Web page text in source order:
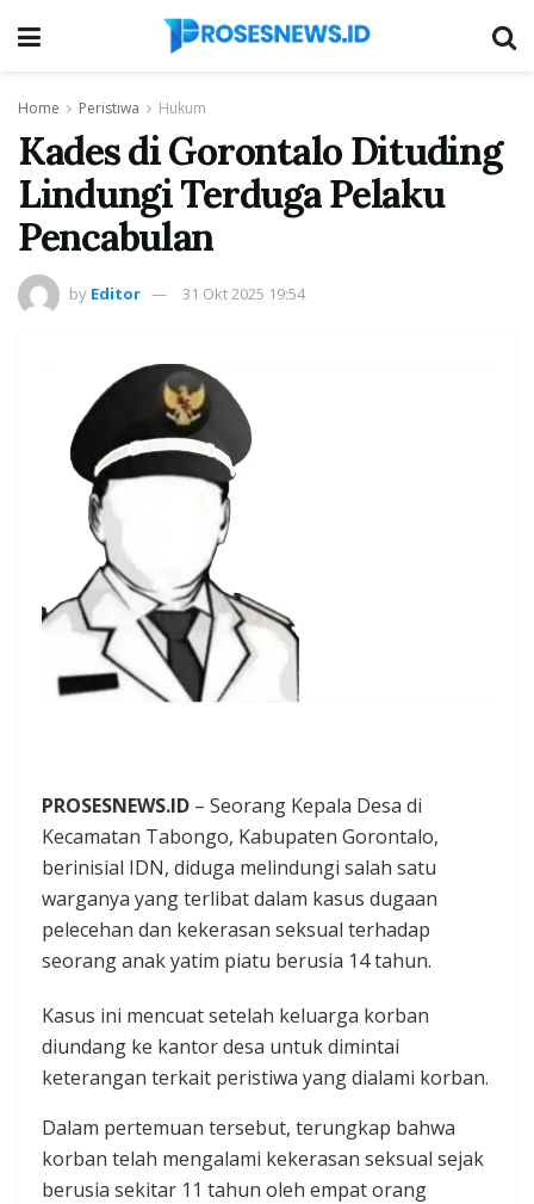
Home Peristiwa Hukum
Kades di Gorontalo Dituding
Lindungi Terduga Pelaku
Pencabulan
by Editor 31 Okt 2025 19:54
PROSESNEWS.ID – Seorang Kepala Desa di
Kecamatan Tabongo, Kabupaten Gorontalo,
berinisial IDN, diduga melindungi salah satu
warganya yang terlibat dalam kasus dugaan
pelecehan dan kekerasan seksual terhadap
seorang anak yatim piatu berusia 14 tahun.‎
Kasus ini mencuat setelah keluarga korban
diundang ke kantor desa untuk dimintai
keterangan terkait peristiwa yang dialami korban.
‎‎Dalam pertemuan tersebut, terungkap bahwa
korban telah mengalami kekerasan seksual sejak
berusia sekitar 11 tahun oleh empat orang